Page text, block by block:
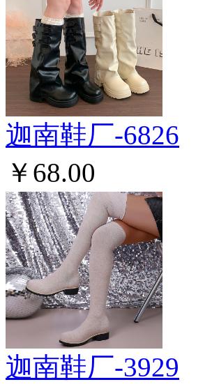
迦南鞋厂-6826
￥68.00
迦南鞋厂-3929